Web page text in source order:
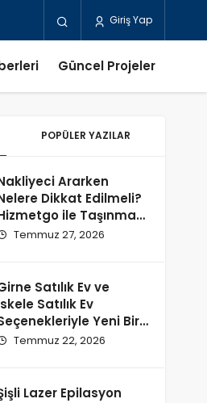
Giriş Yap
Güncel Projeler
POPÜLER YAZILAR
Ararken
Dikkat Edilmeli?
ile Taşınma
Kolaylaştırın
Temmuz 27, 2026
Satılık Ev ve
Satılık Ev
Yeni Bir
Temmuz 22, 2026
Lazer Epilasyon